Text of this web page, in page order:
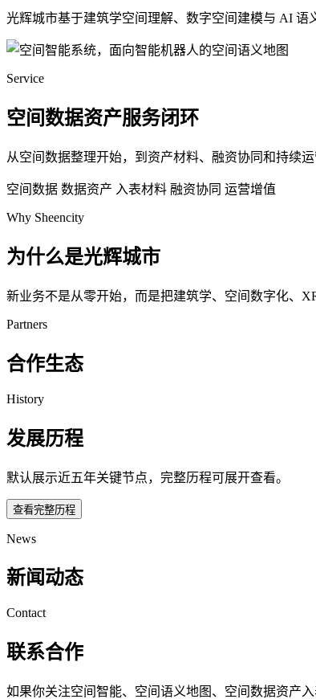
光辉城市基于建筑学空间理解、数字空间建模与 AI 语
Service
空间数据资产服务闭环
从空间数据整理开始，到资产材料、融资协同和持续
空间数据 数据资产 入表材料 融资协同 运营增值
Why Sheencity
为什么是光辉城市
新业务不是从零开始，而是把建筑学、空间数字化、
Partners
合作生态
History
发展历程
默认展示近五年关键节点，完整历程可展开查看。
查看完整历程
News
新闻动态
Contact
联系合作
如果你关注空间智能、空间语义地图、空间数据资产